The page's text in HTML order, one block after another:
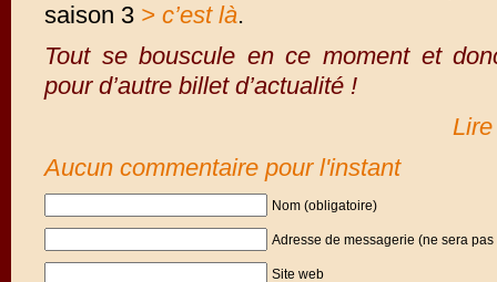
saison 3 > c’est là.
Tout se bouscule en ce moment et
pour d’autre billet d’actualité !
Aucun commentaire pour l'instant
Nom (obligatoire)
Adresse de messagerie (ne sera
Site web